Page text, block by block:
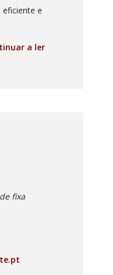
e
a ler
fixa